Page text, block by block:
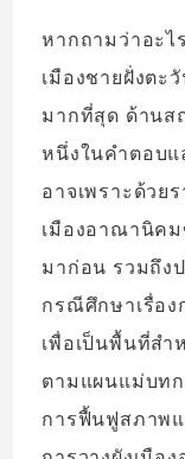
หากถามว่าอะไ
เมืองชายฝั่งตะ
มากที่สุด ด้านส
หนึ่งในคำตอบ
อาจเพราะด้วย
เมืองอาณานิค
มาก่อน รวมถึง
กรณีศึกษาเรื่อ
เพื่อเป็นพื้นที่สำ
ตามแผนแม่บท
การฟื้นฟูสภาพแ